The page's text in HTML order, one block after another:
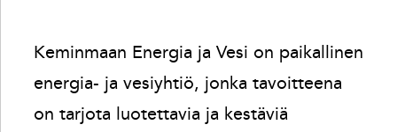
Keminmaan Energia ja Vesi on paikallinen
energia- ja vesiyhtiö, jonka tavoitteena
on tarjota luotettavia ja kestäviä